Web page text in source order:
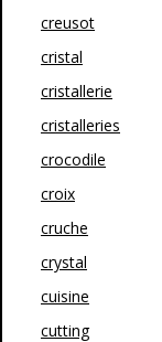
creusot
cristal
cristallerie
cristalleries
crocodile
croix
cruche
crystal
cuisine
cutting